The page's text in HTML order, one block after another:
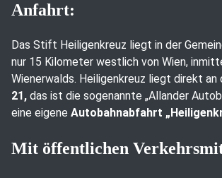
Anfahrt:
Das Stift Heiligenkreuz liegt in der
nur 15 Kilometer westlich von Wien,
Wienerwalds. Heiligenkreuz liegt direkt an
21, das ist die sogenannte „Allander
eine eigene Autobahnabfahrt
Mit öffentlichen